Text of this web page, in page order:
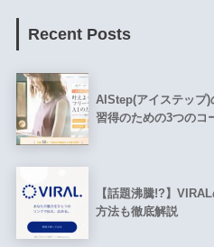
Recent Posts
AIStep(アイステップ
習得のための3つのコ
【話題沸騰!?】
方法も徹底解説